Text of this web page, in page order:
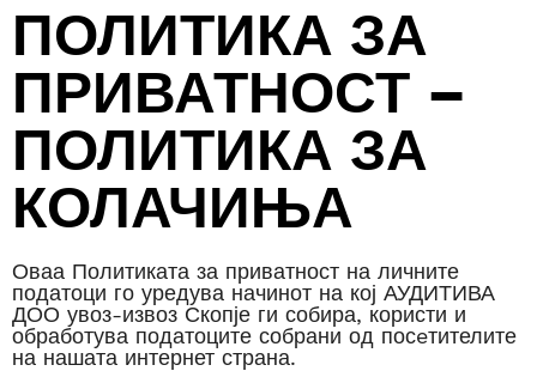
ПОЛИТИКА ЗА
ПРИВАТНОСТ –
ПОЛИТИКА ЗА
КОЛАЧИЊА
Оваа Политиката за приватност на личните
податоци го уредува начинот на кој АУДИТИВА
ДОО увоз-извоз Скопје ги собира, користи и
обработува податоците собрани од посeтителите
на нашата интернет страна.